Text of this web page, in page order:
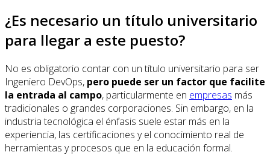
¿Es necesario un título universitario
para llegar a este puesto?
No es obligatorio contar con un título universitario para ser
Ingeniero DevOps, pero puede ser un factor que facilite
la entrada al campo, particularmente en empresas más
tradicionales o grandes corporaciones. Sin embargo, en la
industria tecnológica el énfasis suele estar más en la
experiencia, las certificaciones y el conocimiento real de
herramientas y procesos que en la educación formal.